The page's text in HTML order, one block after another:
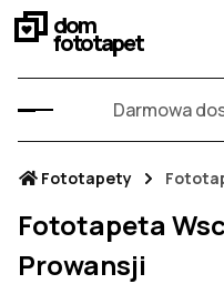
dom
fototapet
Darmowa
Fototapety
Fototapeta
Prowansji